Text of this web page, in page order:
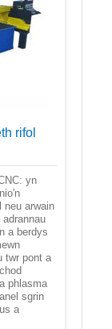
rifol
yn
neu arwain
a berdys
twr pont a
phlasma
sgrin
a